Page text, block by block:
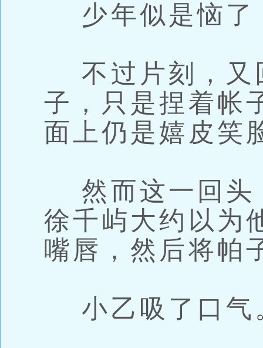
少年似是恼了
不过片刻，又
子，只是捏着帐
面上仍是嬉皮笑
然而这一回头
徐千屿大约以为
嘴唇，然后将帕
小乙吸了口气